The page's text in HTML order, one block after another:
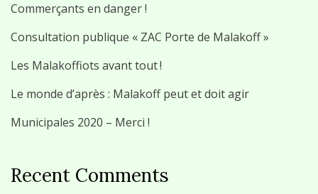
Commerçants en danger !
Consultation publique « ZAC Porte de Malakoff »
Les Malakoffiots avant tout !
Le monde d’après : Malakoff peut et doit agir
Municipales 2020 – Merci !
Recent Comments